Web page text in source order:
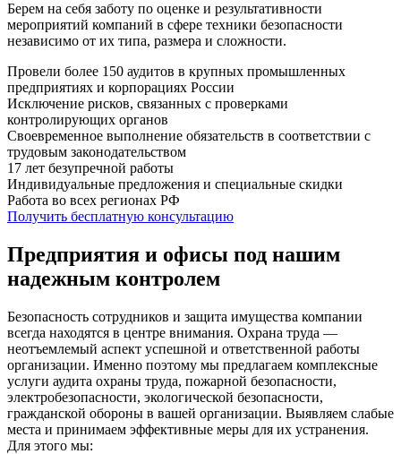
Берем на себя заботу по оценке и результативности
мероприятий компаний в сфере техники безопасности
независимо от их типа, размера и сложности.
Провели более 150 аудитов в крупных промышленных
предприятиях и корпорациях России
Исключение рисков, связанных с проверками
контролирующих органов
Своевременное выполнение обязательств в соответствии с
трудовым законодательством
17 лет безупречной работы
Индивидуальные предложения и специальные скидки
Работа во всех регионах РФ
Получить бесплатную консультацию
Предприятия и офисы под нашим
надежным контролем
Безопасность сотрудников и защита имущества компании
всегда находятся в центре внимания. Охрана труда —
неотъемлемый аспект успешной и ответственной работы
организации. Именно поэтому мы предлагаем комплексные
услуги аудита охраны труда, пожарной безопасности,
электробезопасности, экологической безопасности,
гражданской обороны в вашей организации. Выявляем слабые
места и принимаем эффективные меры для их устранения.
Для этого мы: